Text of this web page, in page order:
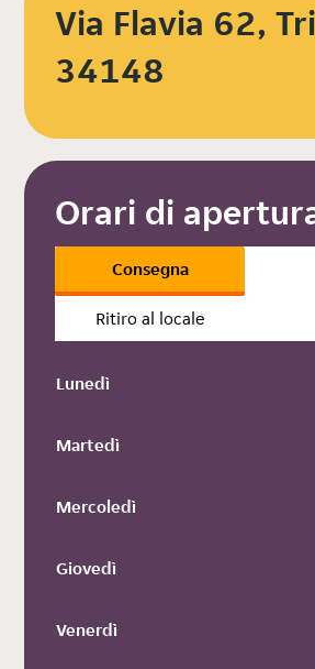
Via Flavia 62,
34148
Orari di
Consegna
Ritiro al locale
Lunedì
Martedì
Mercoledì
Giovedì
Venerdì